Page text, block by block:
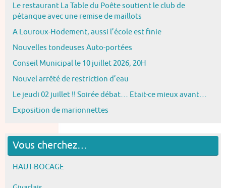
Le restaurant La Table du Poête soutient le club de
pétanque avec une remise de maillots
A Louroux-Hodement, aussi l’école est finie
Nouvelles tondeuses Auto-portées
Conseil Municipal le 10 juillet 2026, 20H
Nouvel arrêté de restriction d’eau
Le jeudi 02 juillet !! Soirée débat… Etait-ce mieux avant…
Exposition de marionnettes
Vous cherchez…
HAUT-BOCAGE